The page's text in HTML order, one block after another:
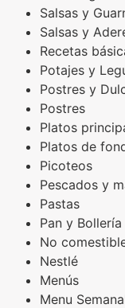
Salsas y
Salsas y
Recetas
Potajes y
Postres y
Postres
Platos
Platos de
Picoteos
Pescados y
Pastas
Pan y Bollería
No
Nestlé
Menús
Menu